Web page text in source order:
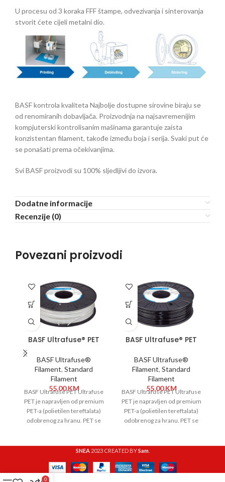
U procesu od 3 koraka FFF štampe, odvezivanja i sinterovanja
stvorit ćete cijeli metalni dio.
BASF kontrola kvaliteta Najbolje dostupne sirovine biraju se
od renomiranih dobavljača. Proizvodnja na najsavremenijim
kompjuterski kontrolisanim mašinama garantuje zaista
konzistentan filament, takođe između boja i serija. Svaki put će
se ponašati prema očekivanjima.
Svi BASF proizvodi su 100% sljedljivi do izvora.
Dodatne informacije
Recenzije (0)
Povezani proizvodi
BASF Ultrafuse® PET
BASF Ultrafuse®
Filament, Standard
Filament
55,00KM
BASF Ultrafuse PET Ultrafuse
PET je napravljen od premium
PET-a (polietilen tereftalata)
odobrenog za hranu. PET se
BASF Ultrafuse® PET
BASF Ultrafuse®
Filament, Standard
Filament
55,00KM
BASF Ultrafuse PET Ultrafuse
PET je napravljen od premium
PET-a (polietilen tereftalata)
odobrenog za hranu. PET se
SNEA 2023 CREATED BYSam.
0